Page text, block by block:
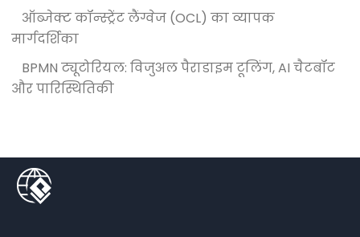
ऑब्जेक्ट कॉन्स्ट्रेंट लैंग्वेज (OCL) का व्यापक
मार्गदर्शिका
BPMN ट्यूटोरियल: विजुअल पैराडाइम टूलिंग, AI चैटबॉट
और पारिस्थितिकी